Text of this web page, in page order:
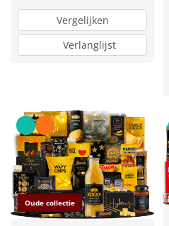
Vergelijken
Verlanglijst
Oude collectie